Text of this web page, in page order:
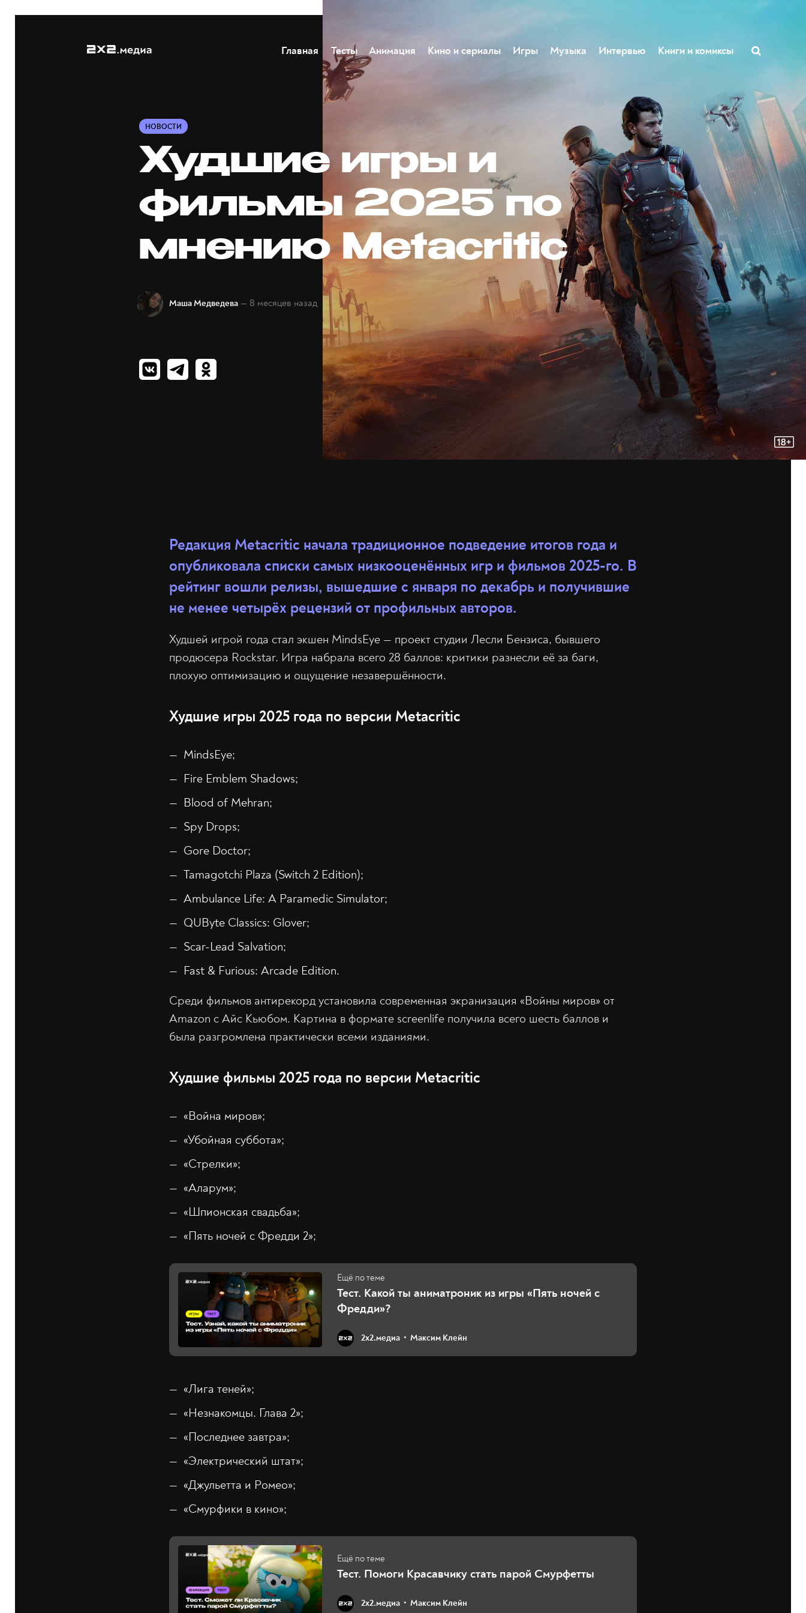
Главная Тесты Анимация Кино и сериалы Игры Музыка Интервью Книги и комиксы
НОВОСТИ
Худшие игры и
фильмы 2025 по
мнению Metacritic
Маша Медведева — 8 месяцев назад
Редакция Metacritic начала традиционное подведение итогов года и
опубликовала списки самых низкооценённых игр и фильмов 2025-го. В
рейтинг вошли релизы, вышедшие с января по декабрь и получившие
не менее четырёх рецензий от профильных авторов.
Худшей игрой года стал экшен MindsEye — проект студии Лесли Бензиса, бывшего
продюсера Rockstar. Игра набрала всего 28 баллов: критики разнесли её за баги,
плохую оптимизацию и ощущение незавершённости.
Худшие игры 2025 года по версии Metacritic
MindsEye;
Fire Emblem Shadows;
Blood of Mehran;
Spy Drops;
Gore Doctor;
Tamagotchi Plaza (Switch 2 Edition);
Ambulance Life: A Paramedic Simulator;
QUByte Classics: Glover;
Scar-Lead Salvation;
Fast & Furious: Arcade Edition.
Среди фильмов антирекорд установила современная экранизация «Войны миров» от
Amazon с Айс Кьюбом. Картина в формате screenlife получила всего шесть баллов и
была разгромлена практически всеми изданиями.
Худшие фильмы 2025 года по версии Metacritic
«Война миров»;
«Убойная суббота»;
«Стрелки»;
«Аларум»;
«Шпионская свадьба»;
«Пять ночей с Фредди 2»;
Тест. Какой ты аниматроник из игры «Пять ночей с
Фредди»?
2х2.медиа Максим Клейн
«Лига теней»;
«Незнакомцы. Глава 2»;
«Последнее завтра»;
«Электрический штат»;
«Джульетта и Ромео»;
«Смурфики в кино»;
Тест. Помоги Красавчику стать парой Смурфетты
2х2.медиа Максим Клейн